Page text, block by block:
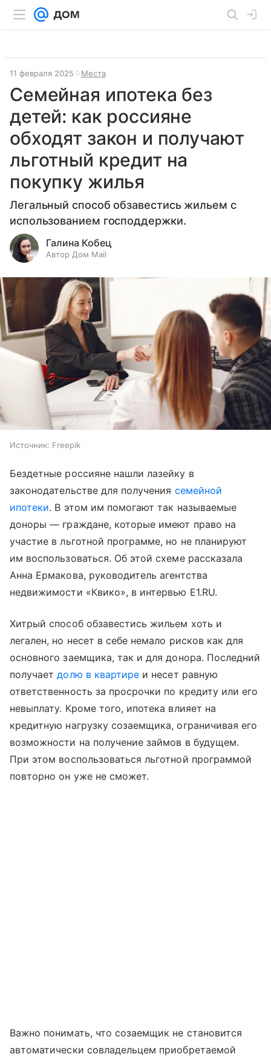
11 февраля 2025 Места
Семейная ипотека без
детей: как россияне
обходят закон и получают
льготный кредит на
покупку жилья
Легальный способ обзавестись жильем с
использованием господдержки.
Галина Кобец
Автор Дом Mail
Источник: Freepik
Бездетные россияне нашли лазейку в
законодательстве для получения семейной
ипотеки. В этом им помогают так называемые
доноры — граждане, которые имеют право на
участие в льготной программе, но не планируют
им воспользоваться. Об этой схеме рассказала
Анна Ермакова, руководитель агентства
недвижимости «Квико»‎, в интервью E1.RU.
Хитрый способ обзавестись жильем хоть и
легален, но несет в себе немало рисков как для
основного заемщика, так и для донора. Последний
получаетдолю в квартире и несет равную
ответственность за просрочки по кредиту или его
невыплату. Кроме того, ипотека влияет на
кредитную нагрузку созаемщика, ограничивая его
возможности на получение займов в будущем.
При этом воспользоваться льготной программой
повторно он уже не сможет.
Важно понимать, что созаемщик не становится
автоматически совладельцем приобретаемой